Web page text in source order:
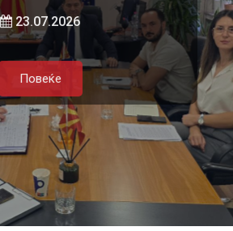
23.07.2026
Повеќе
и нетарифните бариери
21.07.2026
Повеќе